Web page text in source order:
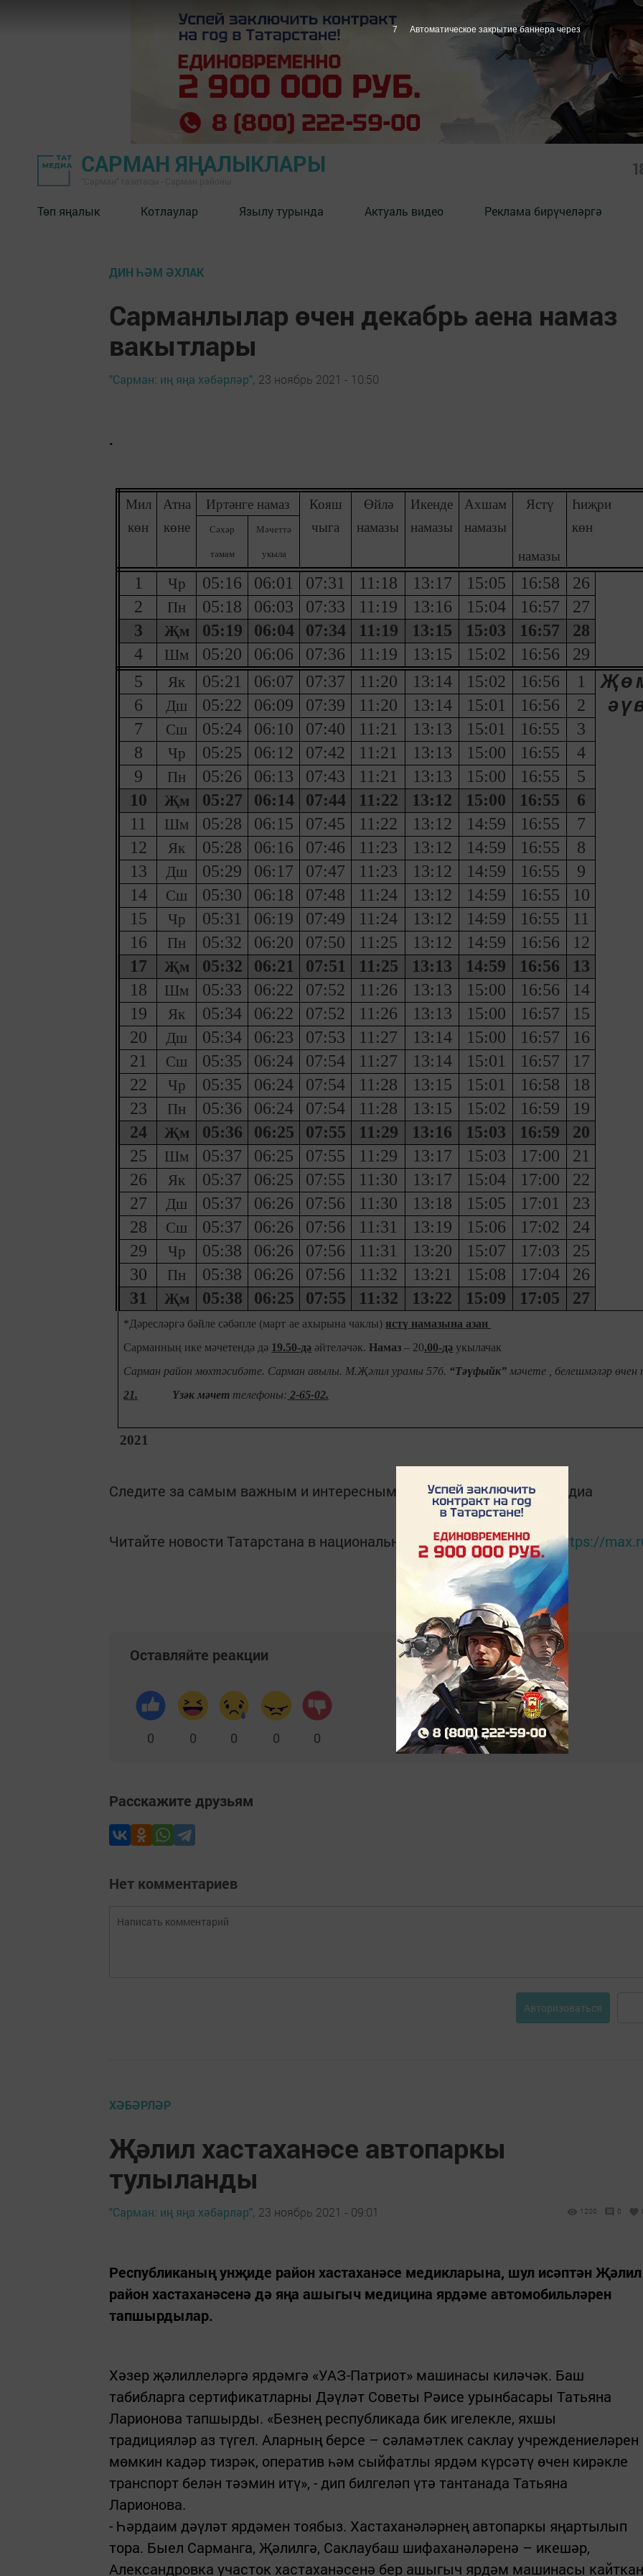
САРМАН ЯҢАЛЫКЛАРЫ
Төп яңалык Котлаулар Язылу турында Актуаль видео Реклама бирүчеләргә
ДИН ҺӘМ ӘХЛАК
Сарманлылар өчен декабрь аена намаз
вакытлары
"Сарман: иң яңа хәбәрләр", 23 ноябрь 2021 - 10:50
.
Мил
көн
Атна
көне
Иртәнге намаз
Кояш
чыга
Өйлә
намазы
Икенде
намазы
Ахшам
намазы
Ястү
намазы
Һиҗри
көн
Сәхәр
тәмам
Мәчеттә
укыла
1 Чр 05:16 06:01 07:31 11:18 13:17 15:05 16:58
26
2
Пн 05:18 06:03 07:33 11:19 13:16 15:04 16:57
27
3
Җм 05:19 06:04 07:34 11:19 13:15 15:03 16:57
28
4
Шм 05:20 06:06 07:36 11:19 13:15 15:02 16:56
29
5
Як 05:21 06:07 07:37 11:20 13:14 15:02 16:56 1
6 Дш 05:22 06:09 07:39 11:20 13:14 15:01 16:56
2
7
Сш 05:24 06:10 07:40 11:21 13:13 15:01 16:55
3
8
Чр 05:25 06:12 07:42 11:21 13:13 15:00 16:55
4
9
Пн 05:26 06:13 07:43 11:21 13:13 15:00 16:55
5
10
Җм 05:27 06:14 07:44 11:22 13:12 15:00 16:55
6
11
Шм 05:28 06:15 07:45 11:22 13:12 14:59 16:55
7
12
Як 05:28 06:16 07:46 11:23 13:12 14:59 16:55
8
13
Дш 05:29 06:17 07:47 11:23 13:12 14:59 16:55
9
14
Сш 05:30 06:18 07:48 11:24 13:12 14:59 16:55
10
15
Чр 05:31 06:19 07:49 11:24 13:12 14:59 16:55
11
16
Пн 05:32 06:20 07:50 11:25 13:12 14:59 16:56
12
17
Җм 05:32 06:21 07:51 11:25 13:13 14:59 16:56
13
18
Шм 05:33 06:22 07:52 11:26 13:13 15:00 16:56
14
19
Як 05:34 06:22 07:52 11:26 13:13 15:00 16:57
15
20
Дш 05:34 06:23 07:53 11:27 13:14 15:00 16:57
16
21
Сш 05:35 06:24 07:54 11:27 13:14 15:01 16:57
17
22
Чр 05:35 06:24 07:54 11:28 13:15 15:01 16:58
18
23
Пн 05:36 06:24 07:54 11:28 13:15 15:02 16:59
19
24
Җм 05:36 06:25 07:55 11:29 13:16 15:03 16:59
20
25
Шм 05:37 06:25 07:55 11:29 13:17 15:03 17:00
21
26
Як 05:37 06:25 07:55 11:30 13:17 15:04 17:00
22
27
Дш 05:37 06:26 07:56 11:30 13:18 15:05 17:01
23
28
Сш 05:37 06:26 07:56 11:31 13:19 15:06 17:02
24
29
Чр 05:38 06:26 07:56 11:31 13:20 15:07 17:03
25
30
Пн 05:38 06:26 07:56 11:32 13:21 15:08 17:04
26
31
Җм 05:38 06:25 07:55 11:32 13:22 15:09 17:05 27
*Дәресләргә бәйле сәбәпле (март ае ахырына чаклы) ястү намазына азан
Сарманның ике мәчетендә дә 19.50-дә әйтеләчәк.Намаз – 20.00-дә укылачак
Сарман район мөхтәсибәте. Сарман авылы. М.Җәлил урамы 57б. “Тәүфыйк” мәчете , белешмәләр
21. Үзәк мәчет телефоны: 2-65-02.
2021
Следите за самым важным и интересным в Telegram-каналеТатмедиа
Читайте новости Татарстана в национальном мессенджере MАХ:https://
Оставляйте реакции
0 0 0 0 0
Расскажите друзьям
Нет комментариев
Авторизоваться
ХӘБӘРЛӘР
Җәлил хастаханәсе автопаркы
тулыланды
"Сарман: иң яңа хәбәрләр", 23 ноябрь 2021 - 09:01 1200 0
Республиканың унҗиде район хастаханәсе медикларына, шул исәптән Җәлил
район хастаханәсенә дә яңа ашыгыч медицина ярдәме автомобильләрен
тапшырдылар.
Хәзер җәлиллеләргә ярдәмгә «УАЗ-Патриот» машинасы киләчәк. Баш
табибларга сертификатларны Дәүләт Советы Рәисе урынбасары Татьяна
Ларионова тапшырды. «Безнең республикада бик игелекле, яхшы
традицияләр аз түгел. Аларның берсе – сәламәтлек саклау учреждениеләрен
мөмкин кадәр тизрәк, оператив һәм сыйфатлы ярдәм күрсәтү өчен кирәкле
транспорт белән тәэмин итү», - дип билгеләп үтә тантанада Татьяна
Ларионова.
- Һәрдаим дәүләт ярдәмен тоябыз. Хастаханәләрнең автопаркы яңартылып
тора. Быел Сарманга, Җәлилгә, Саклаубаш шифаханәләренә – икешәр,
Александровка участок хастаханәсенә бер ашыгыч ярдәм машинасы кайткан
6 Автоматическое закрытие баннера через